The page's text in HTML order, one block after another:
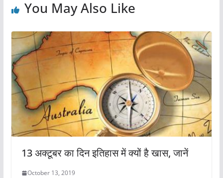
o p
You May Also Like
13 अक्टूबर का दिन इतिहास में क्यों है खास, जानें
October 13, 2019